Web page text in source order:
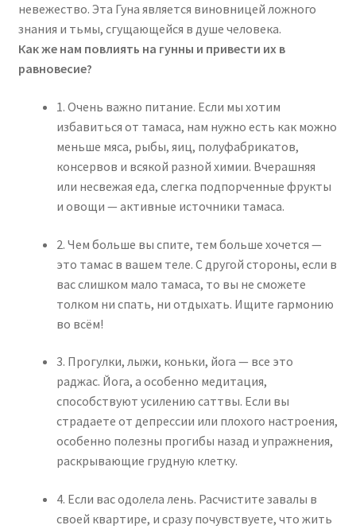
невежество. Эта Гуна является виновницей ложного
знания и тьмы, сгущающейся в душе человека.
Как же нам повлиять на гунны и привести их в
равновесие?
1. Очень важно питание. Если мы хотим
избавиться от тамаса, нам нужно есть как можно
меньше мяса, рыбы, яиц, полуфабрикатов,
консервов и всякой разной химии. Вчерашняя
или несвежая еда, слегка подпорченные фрукты
и овощи — активные источники тамаса.
2. Чем больше вы спите, тем больше хочется —
это тамас в вашем теле. С другой стороны, если в
вас слишком мало тамаса, то вы не сможете
толком ни спать, ни отдыхать. Ищите гармонию
во всём!
3. Прогулки, лыжи, коньки, йога — все это
раджас. Йога, а особенно медитация,
способствуют усилению саттвы. Если вы
страдаете от депрессии или плохого настроения,
особенно полезны прогибы назад и упражнения,
раскрывающие грудную клетку.
4. Если вас одолела лень. Расчистите завалы в
своей квартире, и сразу почувствуете, что жить